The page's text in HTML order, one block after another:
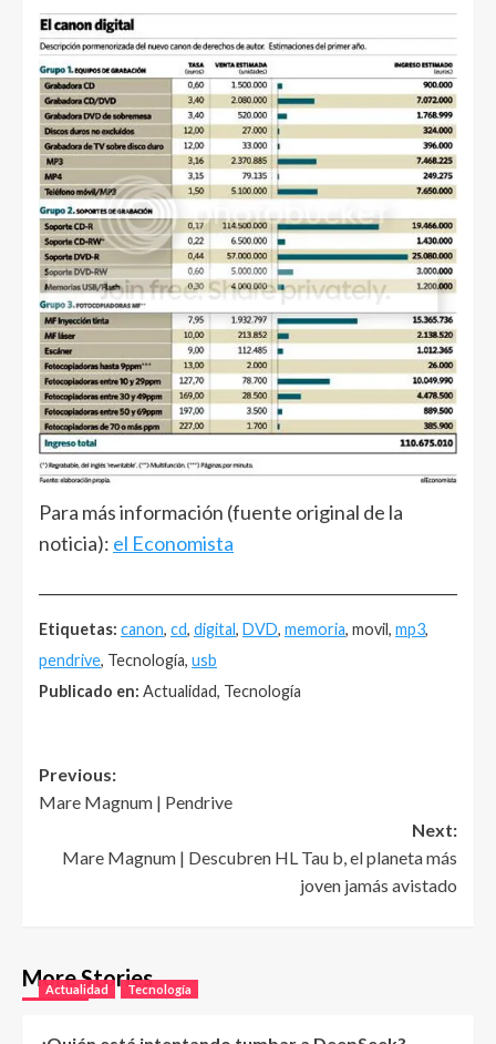
Para más información (fuente original de la
noticia): el Economista
Etiquetas: canon, cd, digital, DVD, memoria, movil, mp3,
pendrive, Tecnología, usb
Publicado en: Actualidad, Tecnología
Post
navigation
Previous:
Mare Magnum | Pendrive
Next:
Mare Magnum | Descubren HL Tau b, el planeta más
joven jamás avistado
More Stories
Actualidad Tecnología